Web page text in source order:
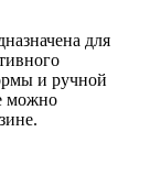
для
и ручной
можно